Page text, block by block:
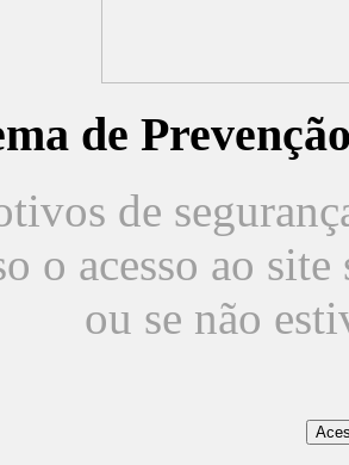
de
de
o acesso ao
ou se não